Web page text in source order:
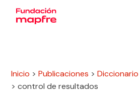
Inicio >Publicaciones >
>control de resultados